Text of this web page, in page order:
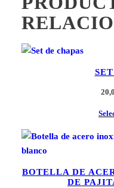
BOTELLA DE
DE